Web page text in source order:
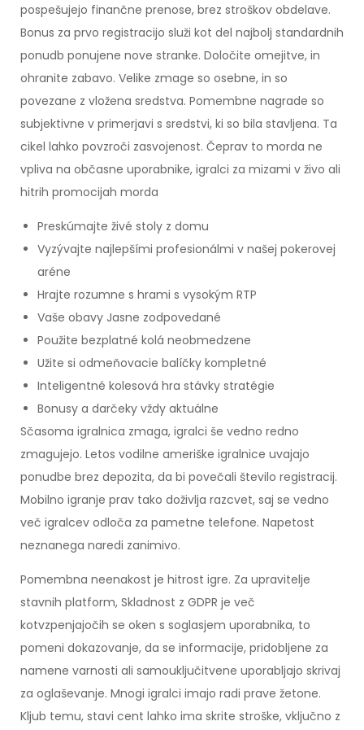
pospešujejo finančne prenose, brez stroškov obdelave.
Bonus za prvo registracijo služi kot del najbolj standardnih
ponudb ponujene nove stranke. Določite omejitve, in
ohranite zabavo. Velike zmage so osebne, in so
povezane z vložena sredstva. Pomembne nagrade so
subjektivne v primerjavi s sredstvi, ki so bila stavljena. Ta
cikel lahko povzroči zasvojenost. Čeprav to morda ne
vpliva na občasne uporabnike, igralci za mizami v živo ali
hitrih promocijah morda
Preskúmajte živé stoly z domu
Vyzývajte najlepšími profesionálmi v našej pokerovej
aréne
Hrajte rozumne s hrami s vysokým RTP
Vaše obavy Jasne zodpovedané
Použite bezplatné kolá neobmedzene
Užite si odmeňovacie balíčky kompletné
Inteligentné kolesová hra stávky stratégie
Bonusy a darčeky vždy aktuálne
Sčasoma igralnica zmaga, igralci še vedno redno
zmagujejo. Letos vodilne ameriške igralnice uvajajo
ponudbe brez depozita, da bi povečali število registracij.
Mobilno igranje prav tako doživlja razcvet, saj se vedno
več igralcev odloča za pametne telefone. Napetost
neznanega naredi zanimivo.
Pomembna neenakost je hitrost igre. Za upravitelje
stavnih platform, Skladnost z GDPR je več
kotvzpenjajočih se oken s soglasjem uporabnika, to
pomeni dokazovanje, da se informacije, pridobljene za
namene varnosti ali samouključitvene uporabljajo skrivaj
za oglaševanje. Mnogi igralci imajo radi prave žetone.
Kljub temu, stavi cent lahko ima skrite stroške, vključno z